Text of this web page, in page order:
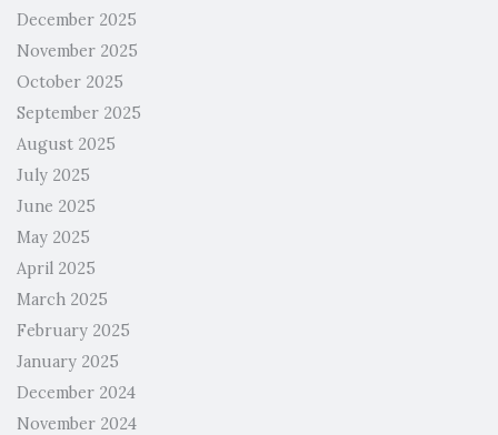
December 2025
November 2025
October 2025
September 2025
August 2025
July 2025
June 2025
May 2025
April 2025
March 2025
February 2025
January 2025
December 2024
November 2024